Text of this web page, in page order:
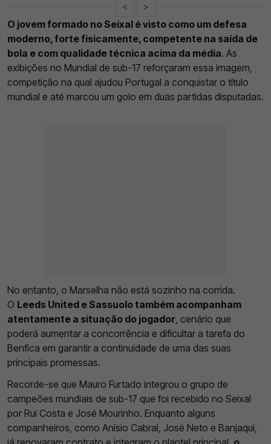
< >
O jovem formado no Seixal é visto como um defesa
moderno, forte fisicamente, competente na saída de
bola e com qualidade técnica acima da média. As
exibições no Mundial de sub-17 reforçaram essa imagem,
competição na qual ajudou Portugal a conquistar o título
mundial e até marcou um golo em duas partidas disputadas.
No entanto, o Marselha não está sozinho na corrida.
O Leeds United e Sassuolo também acompanham
atentamente a situação do jogador , cenário que
poderá aumentar a concorrência e dificultar a tarefa do
Benfica em garantir a continuidade de uma das suas
principais promessas.
Recorde-se que Mauro Furtado integrou o grupo de
campeões mundiais de sub-17 que foi recebido no Seixal
por Rui Costa e José Mourinho. Enquanto alguns
companheiros, como Anísio Cabral, José Neto e Banjaqui,